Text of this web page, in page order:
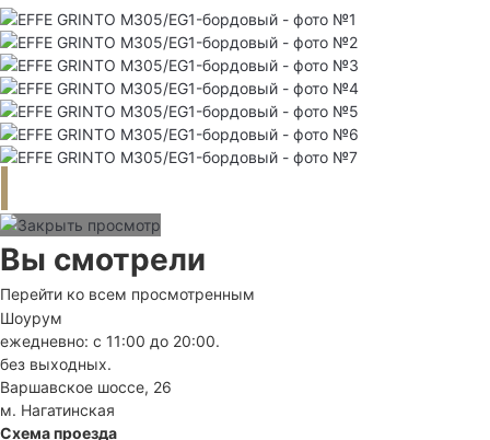
Вы смотрели
Перейти ко всем просмотренным
Шоурум
ежедневно: с 11:00 до 20:00.
без выходных.
Варшавское шоссе, 26
м. Нагатинская
Схема проезда